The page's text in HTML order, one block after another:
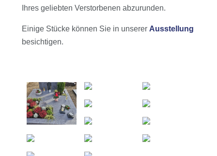
Ihres geliebten Verstorbenen abzurunden.
Einige Stücke können Sie in unserer Ausstellung
besichtigen.